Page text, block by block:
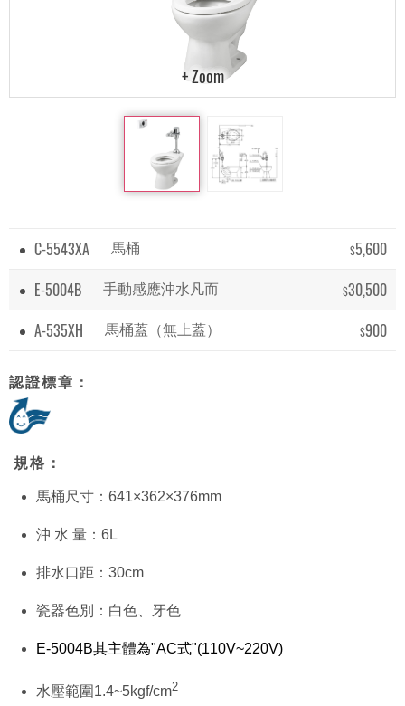
C-5543XA 馬桶 $5,600
E-5004B
手動感應沖水凡而 $30,500
A-535XH
馬桶蓋（無上蓋） $900
認證標章：
規格：
馬桶尺寸：641×362×376mm
沖 水 量：6L
排水口距：30cm
瓷器色別：白色、牙色
E-5004B其主體為"AC式"(110V~220V)
水壓範圍1.4~5kgf/cm2